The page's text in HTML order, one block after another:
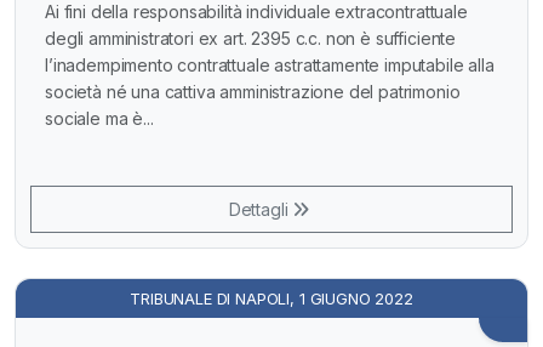
Ai fini della responsabilità individuale extracontrattuale
degli amministratori ex art. 2395 c.c. non è sufficiente
l’inadempimento contrattuale astrattamente imputabile alla
società né una cattiva amministrazione del patrimonio
sociale ma è...
Dettagli
TRIBUNALE DI NAPOLI, 1 GIUGNO 2022